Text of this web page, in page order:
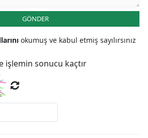
Karaman
GÖNDER
okumuş ve kabul etmiş sayılırsınız
işlemin sonucu kaçtır